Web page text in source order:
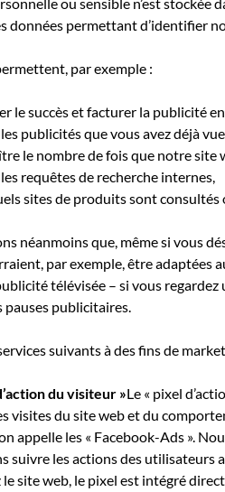
données permettant d’identifier
par exemple :
le succès et facturer la publicité
publicités que vous avez déjà
le nombre de fois que notre site
requêtes de recherche internes,
sites de produits sont
néanmoins que, même si vous
par exemple, être adaptées
télévisée – si vous
publicitaires.
suivants à des fins de
du visiteur »Le « pixel
visites du site web et du
appelle les « Facebook-Ads ».
suivre les actions des utilisateurs
site web, le pixel est intégré